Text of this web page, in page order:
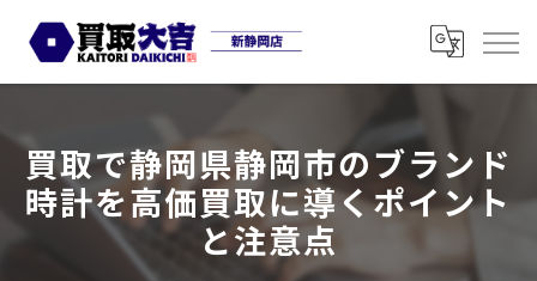
買取で静岡県静岡市のブランド
時計を高価買取に導くポイント
と注意点